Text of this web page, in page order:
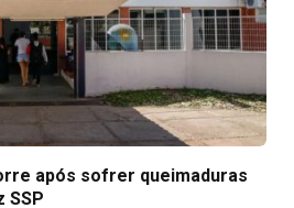
após sofrer queimaduras
SSP